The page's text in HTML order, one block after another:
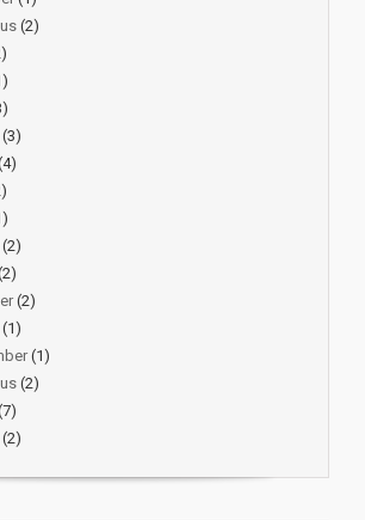
(2)
(3)
(2)
(2)
(1)
(1)
(2)
(2)